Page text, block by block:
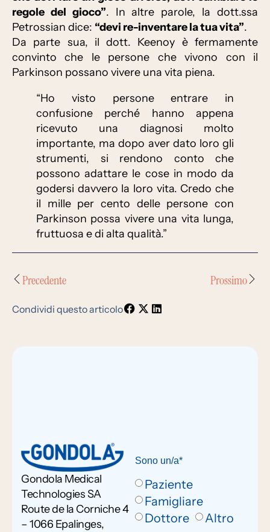
regole del gioco”. In altre parole, la dott.ssa
Petrossian dice: “devi re-inventare la tua vita”.
Da parte sua, il dott. Keenoy è fermamente
convinto che le persone che vivono con il
Parkinson possano vivere una vita piena.
“Ho visto persone entrare in
confusione perché hanno appena
ricevuto una diagnosi molto
importante, ma dopo aver dato loro gli
strumenti, si rendono conto che
possono adattare le cose in modo da
godersi davvero la loro vita. Credo che
il mille per cento delle persone con
Parkinson possa vivere una vita lunga,
fruttuosa e di alta qualità.”
Precedente Prossimo
Condividi questo articolo
Gondola Medical
Technologies SA
Route de la Corniche 4
– 1066 Epalinges,
Sono un/a*
Paziente
Famigliare
Dottore
Altro